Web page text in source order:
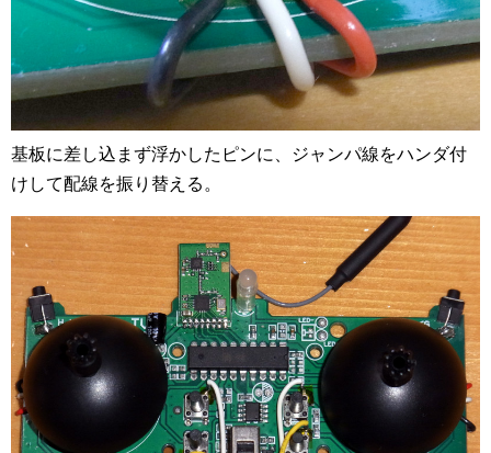
基板に差し込まず浮かしたピンに、ジャンパ線をハンダ付
けして配線を振り替える。